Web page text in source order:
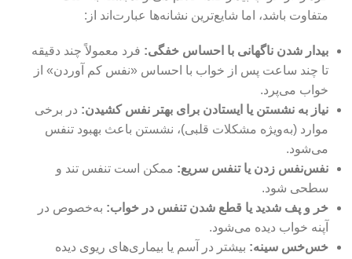
متفاوت باشد، اما شایع‌ترین نشانه‌ها عبارت‌اند از:
بیدار شدن ناگهانی با احساس خفگی: فرد معمولاً چند دقیقه
تا چند ساعت پس از خواب با احساس «نفس کم آوردن» از
خواب می‌پرد.
نیاز به نشستن یا ایستادن برای بهتر نفس کشیدن: در برخی
موارد (به‌ویژه مشکلات قلبی)، نشستن باعث بهبود تنفس
می‌شود.
نفس‌نفس زدن یا تنفس سریع: ممکن است تنفس تند و
سطحی شود.
خر و پف شدید یا قطع شدن تنفس در خواب: به‌خصوص در
آپنه خواب دیده می‌شود.
خس‌خس سینه: بیشتر در آسم یا بیماری‌های ریوی دیده